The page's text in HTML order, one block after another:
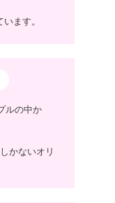
ます。
ルの中か
かないオリ